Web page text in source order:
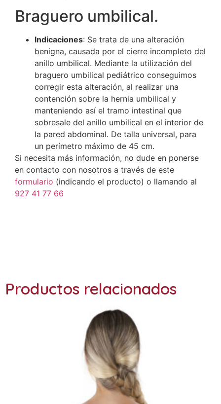
Braguero umbilical.
Indicaciones: Se trata de una alteración
benigna, causada por el cierre incompleto del
anillo umbilical. Mediante la utilización del
braguero umbilical pediátrico conseguimos
corregir esta alteración, al realizar una
contención sobre la hernia umbilical y
manteniendo así el tramo intestinal que
sobresale del anillo umbilical en el interior de
la pared abdominal. De talla universal, para
un perímetro máximo de 45 cm.
Si necesita más información, no dude en ponerse
en contacto con nosotros a través de este
formulario (indicando el producto) o llamando al
927 41 77 66
Productos relacionados